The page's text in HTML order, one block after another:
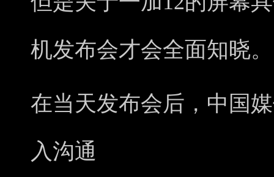
机发布会才会全面知晓。
在当天发布会后，中国
入沟通